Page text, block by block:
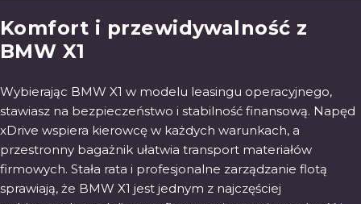
Komfort i przewidywalność z
BMW X1
Wybierając BMW X1 w modelu leasingu operacyjnego,
stawiasz na bezpieczeństwo i stabilność finansową. Napęd
xDrive wspiera kierowcę w każdych warunkach, a
przestronny bagażnik ułatwia transport materiałów
firmowych. Stała rata i profesjonalne zarządzanie flotą
sprawiają, że BMW X1 jest jednym z najczęściej